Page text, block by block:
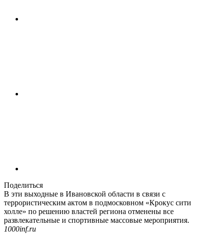
Поделиться
В эти выходные в Ивановской области в связи с
террористическим актом в подмосковном «Крокус сити
холле» по решению властей региона отменены все
развлекательные и спортивные массовые мероприятия.
1000inf.ru